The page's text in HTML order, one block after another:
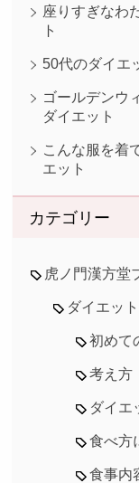
座りすぎなわ
ト
50代のダイエ
ゴールデンウ
ダイエット
こんな服を着
エット
カテゴリー
虎ノ門漢方堂
ダイエット
初めて
考え方
ダイエ
食べ方
食事内